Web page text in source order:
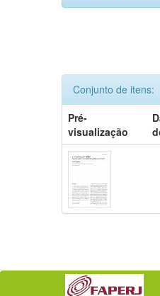
Conjunto de itens:
Pré-
visualização